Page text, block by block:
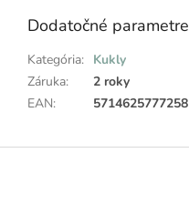
Dodatočné parametre
Kategória: Kukly
Záruka:
2 roky
EAN: 5714625777258
Z